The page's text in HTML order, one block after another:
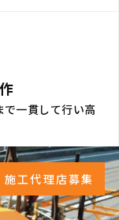
一貫して行い高
施工代理店募集